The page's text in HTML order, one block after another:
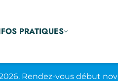
PRATIQUES
Rendez-vous début